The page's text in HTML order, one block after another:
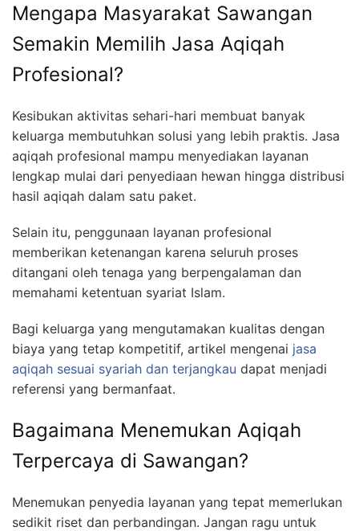
Mengapa Masyarakat Sawangan
Semakin Memilih Jasa Aqiqah
Profesional?
Kesibukan aktivitas sehari-hari membuat banyak
keluarga membutuhkan solusi yang lebih praktis. Jasa
aqiqah profesional mampu menyediakan layanan
lengkap mulai dari penyediaan hewan hingga distribusi
hasil aqiqah dalam satu paket.
Selain itu, penggunaan layanan profesional
memberikan ketenangan karena seluruh proses
ditangani oleh tenaga yang berpengalaman dan
memahami ketentuan syariat Islam.
Bagi keluarga yang mengutamakan kualitas dengan
biaya yang tetap kompetitif, artikel mengenai jasa
aqiqah sesuai syariah dan terjangkau dapat menjadi
referensi yang bermanfaat.
Bagaimana Menemukan Aqiqah
Terpercaya di Sawangan?
Menemukan penyedia layanan yang tepat memerlukan
sedikit riset dan perbandingan. Jangan ragu untuk